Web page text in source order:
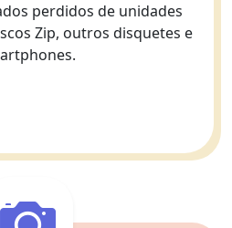
perdidos de unidades
Zip, outros disquetes e